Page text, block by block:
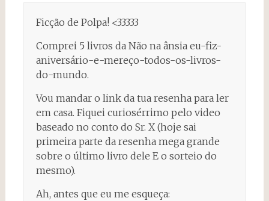
Ficção de Polpa! <33333
Comprei 5 livros da Não na ânsia eu-fiz-
aniversário-e-mereço-todos-os-livros-
do-mundo.
Vou mandar o link da tua resenha para ler
em casa. Fiquei curiosérrimo pelo video
baseado no conto do Sr. X (hoje sai
primeira parte da resenha mega grande
sobre o último livro dele E o sorteio do
mesmo).
Ah, antes que eu me esqueça: